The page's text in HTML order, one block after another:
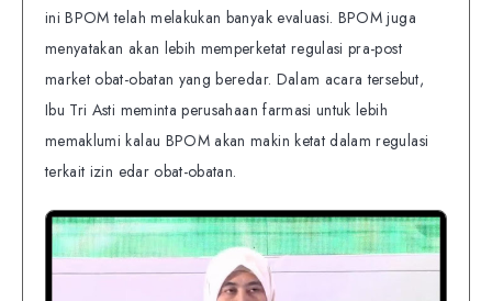
ini BPOM telah melakukan banyak evaluasi. BPOM juga
menyatakan akan lebih memperketat regulasi pra-post
market obat-obatan yang beredar. Dalam acara tersebut,
Ibu Tri Asti meminta perusahaan farmasi untuk lebih
memaklumi kalau BPOM akan makin ketat dalam regulasi
terkait izin edar obat-obatan.